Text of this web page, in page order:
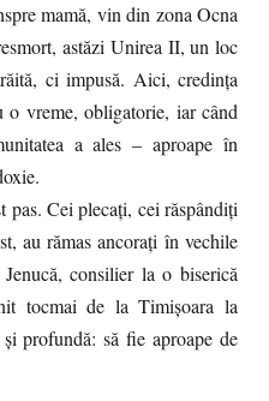
mamă, vin din zona Ocna
astăzi Unirea II, un loc
ci impusă. Aici, credința
o vreme, obligatorie, iar când
a ales – aproape în
Cei plecați, cei răspândiți
au rămas ancorați în vechile
consilier la o biserică
tocmai de la Timișoara la
profundă: să fie aproape de